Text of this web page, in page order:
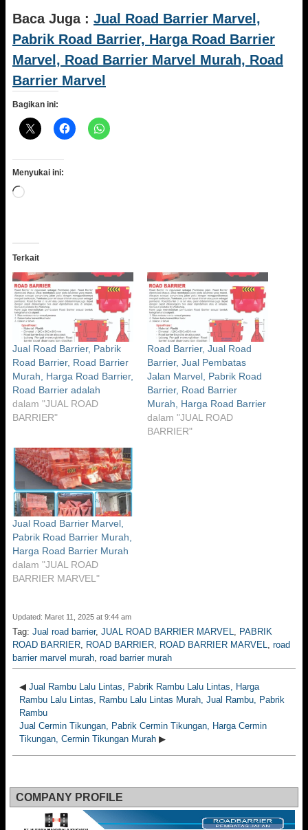
Baca Juga : Jual Road Barrier Marvel,
Pabrik Road Barrier, Harga Road Barrier
Marvel, Road Barrier Marvel Murah, Road
Barrier Marvel
Bagikan ini:
Menyukai ini:
Memuat...
Terkait
Jual Road Barrier, Pabrik
Road Barrier, Road Barrier
Murah, Harga Road Barrier,
Road Barrier adalah
dalam "JUAL ROAD
BARRIER"
Road Barrier, Jual Road
Barrier, Jual Pembatas
Jalan Marvel, Pabrik Road
Barrier, Road Barrier
Murah, Harga Road Barrier
dalam "JUAL ROAD
BARRIER"
Jual Road Barrier Marvel,
Pabrik Road Barrier Murah,
Harga Road Barrier Murah
dalam "JUAL ROAD
BARRIER MARVEL"
Updated: Maret 11, 2025 at 9:44 am
Tag: Jual road barrier, JUAL ROAD BARRIER MARVEL, PABRIK
ROAD BARRIER, ROAD BARRIER, ROAD BARRIER MARVEL, road
barrier marvel murah, road barrier murah
◀ Jual Rambu Lalu Lintas, Pabrik Rambu Lalu Lintas, Harga
Rambu Lalu Lintas, Rambu Lalu Lintas Murah, Jual Rambu, Pabrik
Rambu
Jual Cermin Tikungan, Pabrik Cermin Tikungan, Harga Cermin
Tikungan, Cermin Tikungan Murah ▶
COMPANY PROFILE